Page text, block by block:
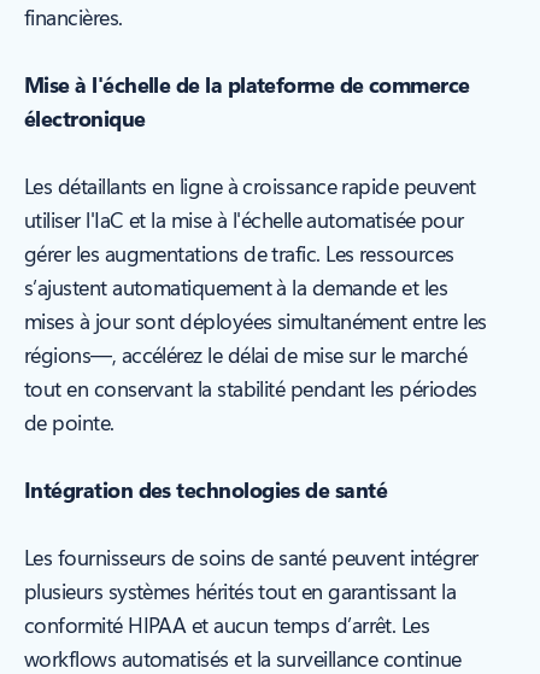
financières.
Mise à l'échelle de la plateforme de commerce
électronique
Les détaillants en ligne à croissance rapide peuvent
utiliser l'IaC et la mise à l'échelle automatisée pour
gérer les augmentations de trafic. Les ressources
s’ajustent automatiquement à la demande et les
mises à jour sont déployées simultanément entre les
régions—, accélérez le délai de mise sur le marché
tout en conservant la stabilité pendant les périodes
de pointe.
Intégration des technologies de santé
Les fournisseurs de soins de santé peuvent intégrer
plusieurs systèmes hérités tout en garantissant la
conformité HIPAA et aucun temps d’arrêt. Les
workflows automatisés et la surveillance continue